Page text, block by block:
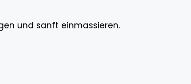
und sanft einmassieren.